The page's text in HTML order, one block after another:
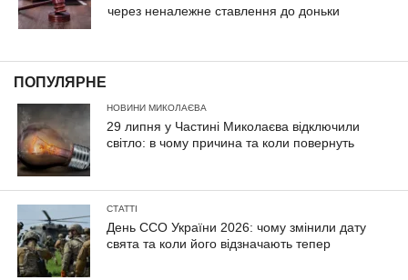
через неналежне ставлення до доньки
ПОПУЛЯРНЕ
НОВИНИ МИКОЛАЄВА
29 липня у Частині Миколаєва відключили
світло: в чому причина та коли повернуть
СТАТТІ
День ССО України 2026: чому змінили дату
свята та коли його відзначають тепер